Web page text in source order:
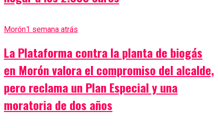
Morón1 semana atrás
La Plataforma contra la planta de biogás
en Morón valora el compromiso del alcalde,
pero reclama un Plan Especial y una
moratoria de dos años